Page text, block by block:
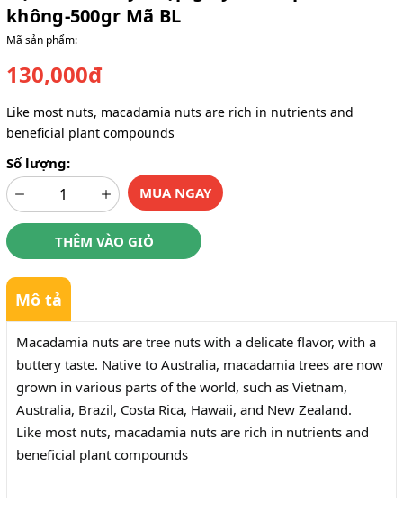
không-500gr Mã BL
Mã sản phẩm:
130,000đ
Like most nuts, macadamia nuts are rich in nutrients and
beneficial plant compounds
Số lượng:
MUA NGAY
THÊM VÀO GIỎ
Mô tả
Macadamia nuts are tree nuts with a delicate flavor, with a
buttery taste. Native to Australia, macadamia trees are now
grown in various parts of the world, such as Vietnam,
Australia, Brazil, Costa Rica, Hawaii, and New Zealand.
Like most nuts, macadamia nuts are rich in nutrients and
beneficial plant compounds